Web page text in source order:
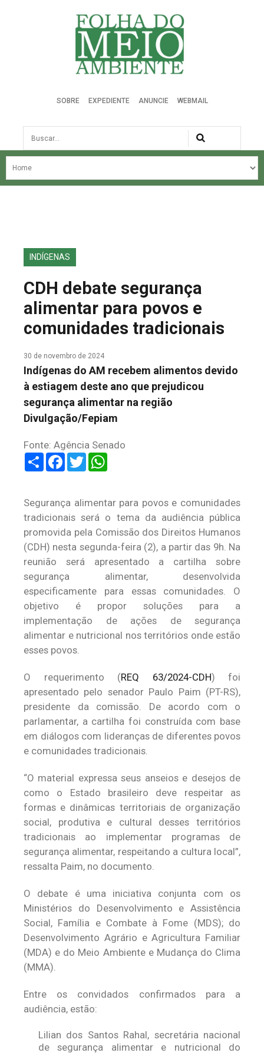
Folha do Meio Ambiente
SOBRE EXPEDIENTE ANUNCIE WEBMAIL
Busca
NOSSA HISTÓRIA
EDIÇÕES ANTERIORES
FALE CONOSCO
INDÍGENAS
CDH debate segurança
alimentar para povos e
comunidades tradicionais
30 de novembro de 2024
Indígenas do AM recebem alimentos devido
à estiagem deste ano que prejudicou
segurança alimentar na região
Divulgação/Fepiam
Fonte: Agência Senado
ShareFacebook
Twitter
Segurança alimentar para povos e comunidades
tradicionais será o tema da audiência pública
promovida pela Comissão dos Direitos Humanos
(CDH) nesta segunda-feira (2), a partir das 9h. Na
reunião será apresentado a cartilha sobre
segurança alimentar, desenvolvida
especificamente para essas comunidades. O
objetivo é propor soluções para a
implementação de ações de segurança
alimentar e nutricional nos territórios onde estão
esses povos.
O requerimento (REQ 63/2024-CDH) foi
apresentado pelo senador Paulo Paim (PT-RS),
presidente da comissão. De acordo com o
parlamentar, a cartilha foi construída com base
em diálogos com lideranças de diferentes povos
e comunidades tradicionais.
“O material expressa seus anseios e desejos de
como o Estado brasileiro deve respeitar as
formas e dinâmicas territoriais de organização
social, produtiva e cultural desses territórios
tradicionais ao implementar programas de
segurança alimentar, respeitando a cultura local”,
ressalta Paim, no documento.
O debate é uma iniciativa conjunta com os
Ministérios do Desenvolvimento e Assistência
Social, Família e Combate à Fome (MDS); do
Desenvolvimento Agrário e Agricultura Familiar
(MDA) e do Meio Ambiente e Mudança do Clima
(MMA).
Entre os convidados confirmados para a
audiência, estão:
Lilian dos Santos Rahal, secretária nacional
de segurança alimentar e nutricional do